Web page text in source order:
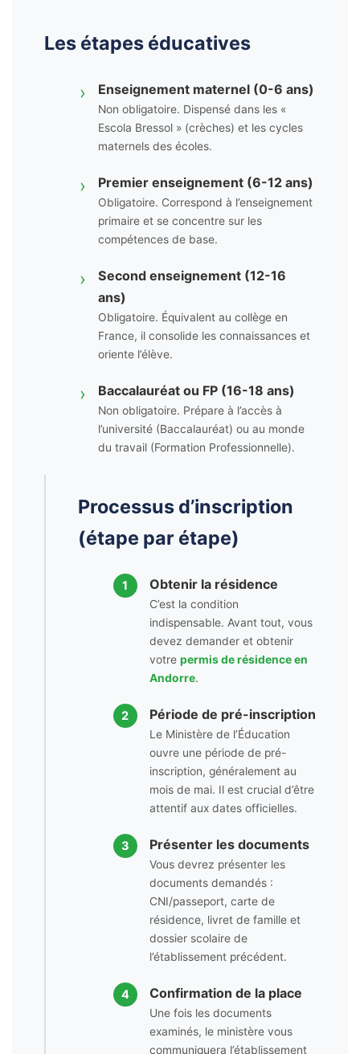
Les étapes éducatives
› Enseignement maternel (0-6 ans)
Non obligatoire. Dispensé dans les «
Escola Bressol » (crèches) et les cycles
maternels des écoles.
› Premier enseignement (6-12 ans)
Obligatoire. Correspond à l’enseignement
primaire et se concentre sur les
compétences de base.
›
Second enseignement (12-16
ans)
Obligatoire. Équivalent au collège en
France, il consolide les connaissances et
oriente l’élève.
› Baccalauréat ou FP (16-18 ans)
Non obligatoire. Prépare à l’accès à
l’université (Baccalauréat) ou au monde
du travail (Formation Professionnelle).
Processus d’inscription
(étape par étape)
1 Obtenir la résidence
C’est la condition
indispensable. Avant tout, vous
devez demander et obtenir
votre permis de résidence en
Andorre.
2 Période de pré-inscription
Le Ministère de l’Éducation
ouvre une période de pré-
inscription, généralement au
mois de mai. Il est crucial d’être
attentif aux dates officielles.
3 Présenter les documents
Vous devrez présenter les
documents demandés :
CNI/passeport, carte de
résidence, livret de famille et
dossier scolaire de
l’établissement précédent.
4 Confirmation de la place
Une fois les documents
examinés, le ministère vous
communiquera l’établissement